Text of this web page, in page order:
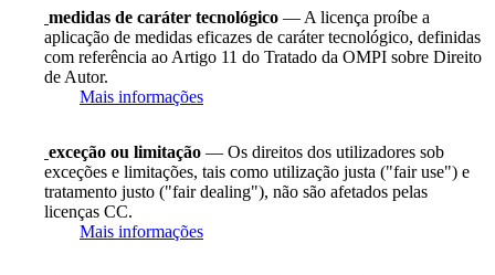
medidas de caráter tecnológico — A licença proíbe a
aplicação de medidas eficazes de caráter tecnológico, definidas
com referência ao Artigo 11 do Tratado da OMPI sobre Direito
de Autor.
Mais informações
exceção ou limitação — Os direitos dos utilizadores sob
exceções e limitações, tais como utilização justa ("fair use") e
tratamento justo ("fair dealing"), não são afetados pelas
licenças CC.
Mais informações